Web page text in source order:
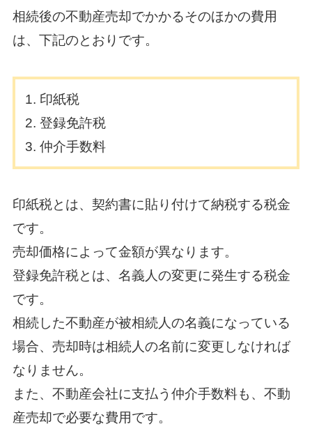
相続後の不動産売却でかかるそのほかの費用
は、下記のとおりです。
印紙税
登録免許税
仲介手数料
印紙税とは、契約書に貼り付けて納税する税金
です。
売却価格によって金額が異なります。
登録免許税とは、名義人の変更に発生する税金
です。
相続した不動産が被相続人の名義になっている
場合、売却時は相続人の名前に変更しなければ
なりません。
また、不動産会社に支払う仲介手数料も、不動
産売却で必要な費用です。